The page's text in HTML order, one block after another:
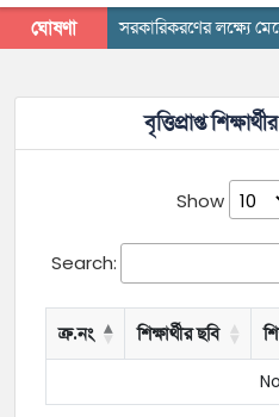
ঘোষণা সরকারিকরণের লক্ষ্যে
বৃত্তিপ্রাপ্ত
Show
Search:
ক্র.নং শিক্ষার্থীর ছবি